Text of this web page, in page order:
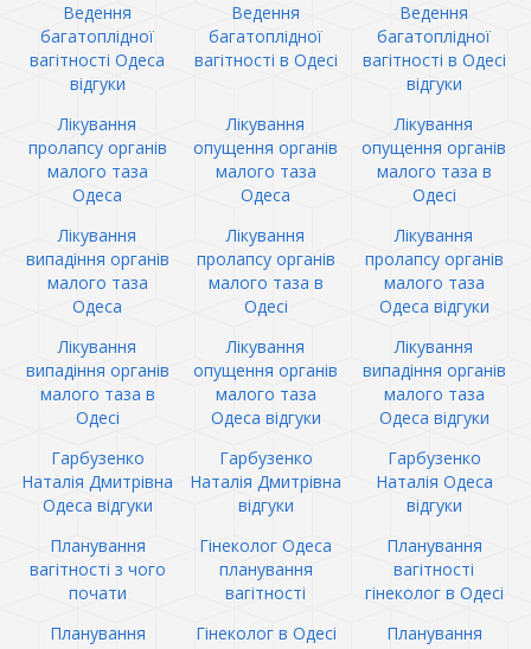
Ведення
багатоплідної
вагітності Одеса
відгуки
Ведення
багатоплідної
вагітності в Одесі
Ведення
багатоплідної
вагітності в Одесі
відгуки
Лікування
пролапсу органів
малого таза
Одеса
Лікування
опущення органів
малого таза
Одеса
Лікування
опущення органів
малого таза в
Одесі
Лікування
випадіння органів
малого таза
Одеса
Лікування
пролапсу органів
малого таза в
Одесі
Лікування
пролапсу органів
малого таза
Одеса відгуки
Лікування
випадіння органів
малого таза в
Одесі
Лікування
опущення органів
малого таза
Одеса відгуки
Лікування
випадіння органів
малого таза
Одеса відгуки
Гарбузенко
Наталія Дмитрівна
Одеса відгуки
Гарбузенко
Наталія Дмитрівна
відгуки
Гарбузенко
Наталія Одеса
відгуки
Планування
вагітності з чого
почати
Гінеколог Одеса
планування
вагітності
Планування
вагітності
гінеколог в Одесі
Планування
Гінеколог в Одесі
Планування